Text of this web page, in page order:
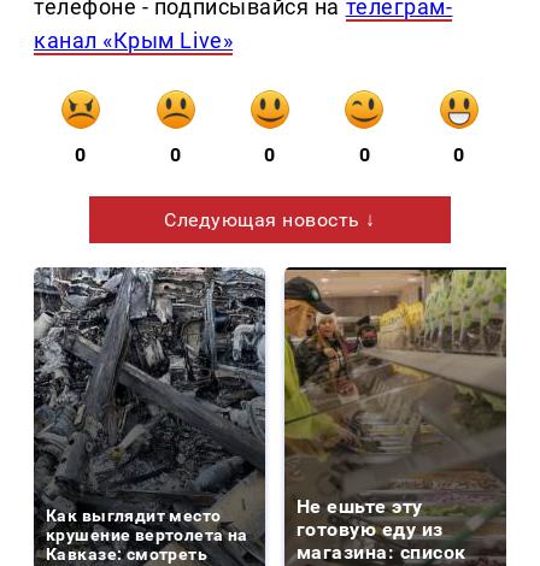
телефоне - подписывайся на телеграм-
канал «Крым Live»
0 0 0 0 0
Следующая новость ↓
Как выглядит место
крушение вертолета на
Кавказе: смотреть
Не ешьте эту
готовую еду из
магазина: список